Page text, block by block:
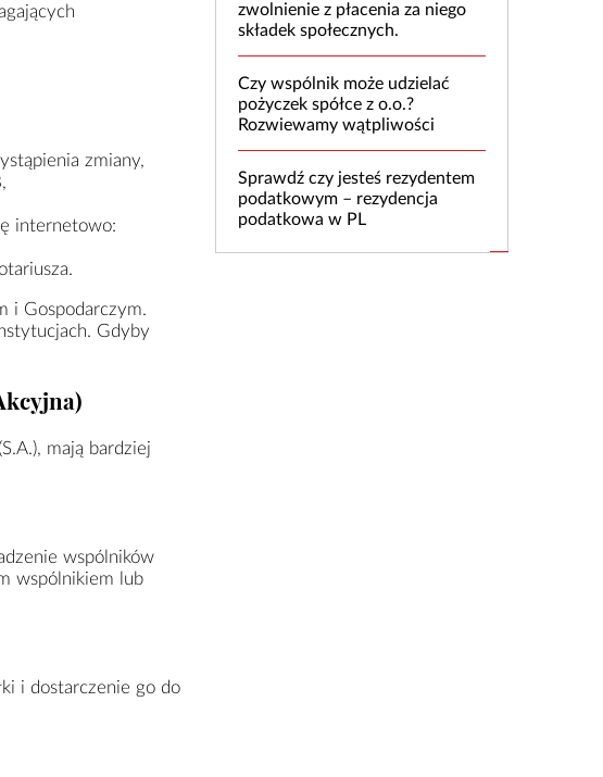
zwolnienie z płacenia za niego
składek społecznych.
Czy wspólnik może udzielać
pożyczek spółce z o.o.?
Rozwiewamy wątpliwości
Sprawdź czy jesteś rezydentem
podatkowym – rezydencja
podatkowa w PL
zmiany,
internetowo:
i Gospodarczym.
Gdyby
mają bardziej
wspólników
wspólnikiem lub
i dostarczenie go do